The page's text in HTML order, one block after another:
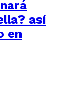
así
en